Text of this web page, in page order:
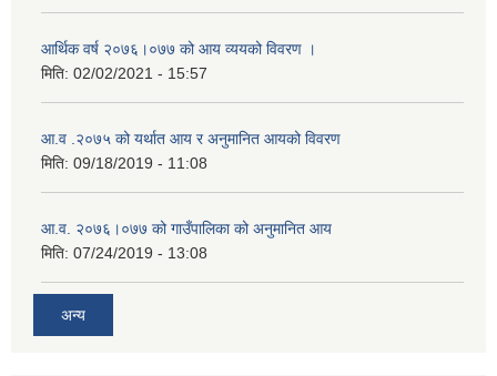
आर्थिक वर्ष २०७६।०७७ को आय व्ययको विवरण ।
मिति: 02/02/2021 - 15:57
आ.व .२०७५ को यर्थात आय र अनुमानित आयको विवरण
मिति: 09/18/2019 - 11:08
आ.व. २०७६।०७७ को गाउँपालिका को अनुमानित आय
मिति: 07/24/2019 - 13:08
अन्य